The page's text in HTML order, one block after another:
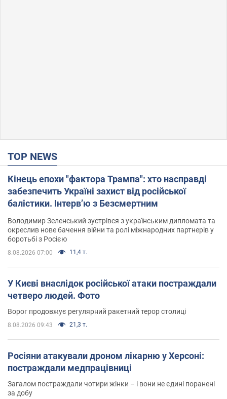
TOP NEWS
Кінець епохи "фактора Трампа": хто насправді
забезпечить Україні захист від російської
балістики. Інтерв’ю з Безсмертним
Володимир Зеленський зустрівся з українським дипломата та
окреслив нове бачення війни та ролі міжнародних партнерів у
боротьбі з Росією
8.08.2026 07:00 11,4 т.
У Києві внаслідок російської атаки постраждали
четверо людей. Фото
Ворог продовжує регулярний ракетний терор столиці
8.08.2026 09:43 21,3 т.
Росіяни атакували дроном лікарню у Херсоні:
постраждали медпрацівниці
Загалом постраждали чотири жінки – і вони не єдині поранені
за добу